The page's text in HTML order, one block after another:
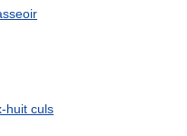
huit culs